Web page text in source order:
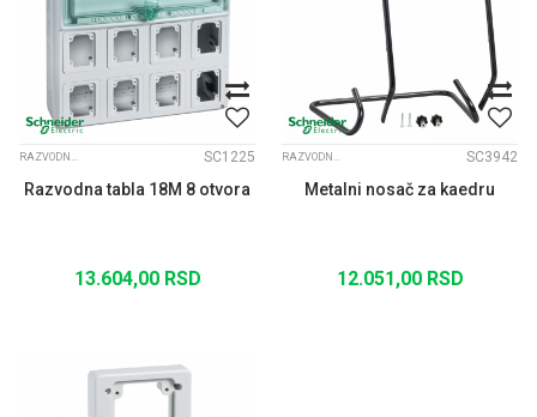
RAZVODNE TABLE KAEDRA SC1225
Razvodna tabla 18M 8 otvora
13.604,00 RSD
RAZVODNE TABLE KAEDRA SC3942
Metalni nosač za kaedru
12.051,00 RSD